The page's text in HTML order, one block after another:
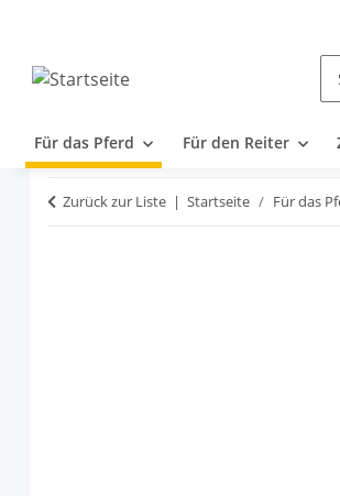
Für das Pferd Für den Reiter
Zurück zur Liste Startseite Für das